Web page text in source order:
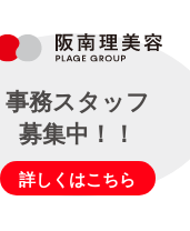
事務スタッフ
募集中！！
詳しくはこちら